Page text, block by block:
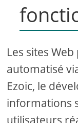
Les sites
automatisé
Ezoic, le
informations
utilisateurs